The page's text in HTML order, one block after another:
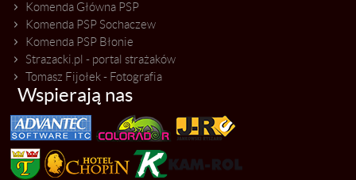
Komenda Główna PSP
Komenda PSP Sochaczew
Komenda PSP Błonie
Strazacki.pl - portal strażaków
Tomasz Fijołek - Fotografia
Wspierają nas